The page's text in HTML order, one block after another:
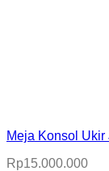
Meja Konsol
Rp15.000.000